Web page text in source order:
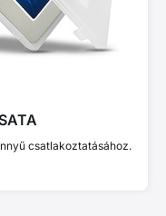
csatlakoztatásához.